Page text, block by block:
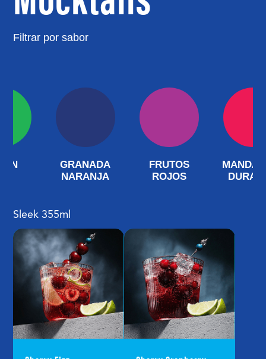
Filtrar por sabor
GRANADA
NARANJA
FRUTOS
ROJOS
Sleek 355ml